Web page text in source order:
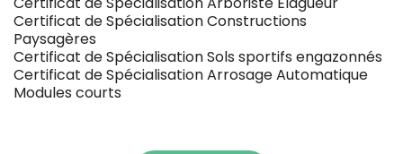
Certificat de Spécialisation Constructions
Paysagères
Certificat de Spécialisation Sols sportifs engazonnés
Certificat de Spécialisation Arrosage Automatique
Modules courts